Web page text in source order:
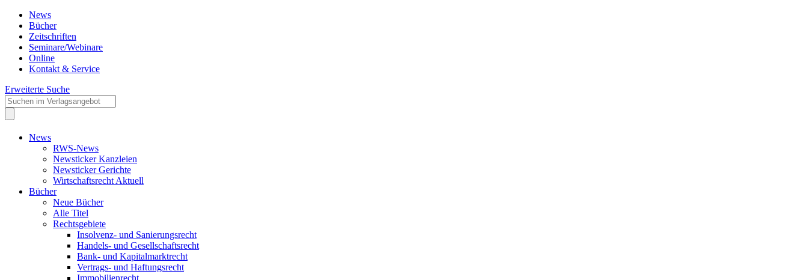
News
Bücher
Zeitschriften
Seminare/Webinare
Online
Kontakt & Service
Erweiterte Suche
News
RWS-News
Newsticker Kanzleien
Newsticker Gerichte
Wirtschaftsrecht Aktuell
Bücher
Neue Bücher
Alle Titel
Rechtsgebiete
Insolvenz- und Sanierungsrecht
Handels- und Gesellschaftsrecht
Bank- und Kapitalmarktrecht
Vertrags- und Haftungsrecht
Immobilienrecht